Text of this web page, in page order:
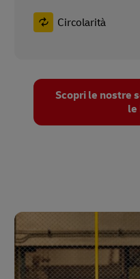
Circolarità
Scopri le nostre
le